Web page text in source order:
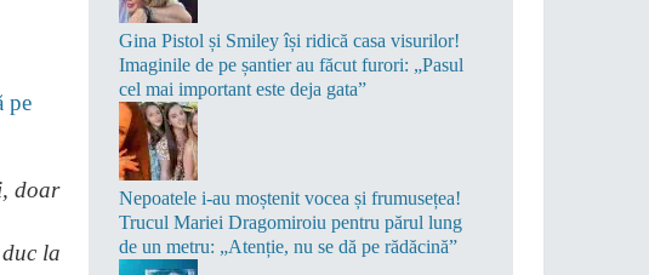
pe
doar
la
Gina Pistol și Smiley își ridică casa visurilor!
Imaginile de pe șantier au făcut furori: „Pasul
cel mai important este deja gata”
Nepoatele i-au moștenit vocea și frumusețea!
Trucul Mariei Dragomiroiu pentru părul lung
de un metru: „Atenție, nu se dă pe rădăcină”